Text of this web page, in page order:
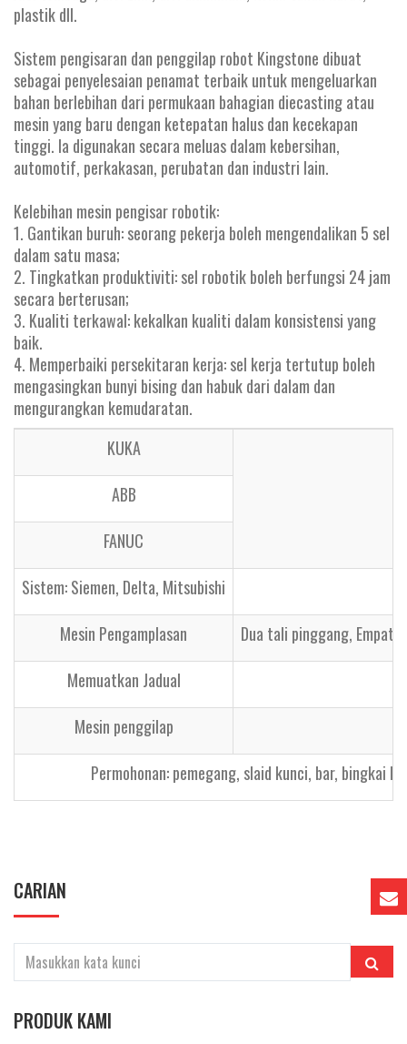
plastik dll.
Sistem pengisaran dan penggilap robot Kingstone dibuat
sebagai penyelesaian penamat terbaik untuk mengeluarkan
bahan berlebihan dari permukaan bahagian diecasting atau
mesin yang baru dengan ketepatan halus dan kecekapan
tinggi. Ia digunakan secara meluas dalam kebersihan,
automotif, perkakasan, perubatan dan industri lain.
Kelebihan mesin pengisar robotik:
1. Gantikan buruh: seorang pekerja boleh mengendalikan 5 sel
dalam satu masa;
2. Tingkatkan produktiviti: sel robotik boleh berfungsi 24 jam
secara berterusan;
3. Kualiti terkawal: kekalkan kualiti dalam konsistensi yang
baik.
4. Memperbaiki persekitaran kerja: sel kerja tertutup boleh
mengasingkan bunyi bising dan habuk dari dalam dan
mengurangkan kemudaratan.
KUKA
ABB
FANUC
Sistem: Siemen, Delta, Mitsubishi
Mesin Pengamplasan
Dua tali pinggang, Empat
Memuatkan Jadual
Mesin penggilap
Permohonan: pemegang, slaid kunci, bar, bingkai
CARIAN
PRODUK KAMI